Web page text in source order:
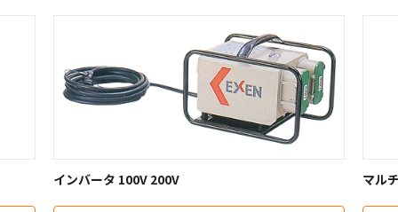
インバータ 100V 200V マル